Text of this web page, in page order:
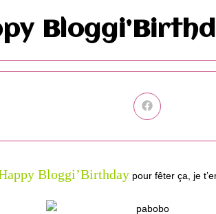
Ouvrir
dans
autre
Bloggi’Birthday pour fêter ça, je